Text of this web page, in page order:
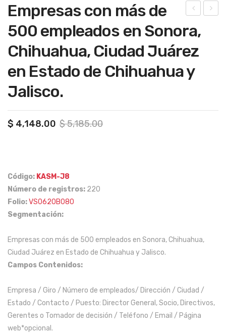
esa
s
má
zon
a
met
ado
Empresas con más de
500 empleados en Sonora,
Chihuahua, Ciudad Juárez
en Estado de Chihuahua y
Jalisco.
$5,185.00Original
$ 4,148.00
Current
Código: KASM-J8
Número de registros: 220
Folio:VS0620B080
Segmentación:
Empresas con más de 500 empleados en Sonora, Chihuahua,
Ciudad Juárez en Estado de Chihuahua y Jalisco.
Campos Contenidos:
Empresa / Giro / Número de empleados/ Dirección / Ciudad /
Estado / Contacto / Puesto: Director General, Socio, Directivos,
Gerentes o Tomador de decisión / Teléfono / Email / Página
web*opcional.